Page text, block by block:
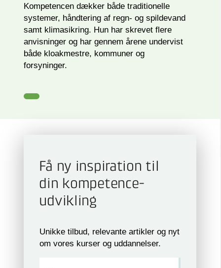
Kompetencen dækker både traditionelle
systemer, håndtering af regn- og spildevand
samt klimasikring. Hun har skrevet flere
anvisninger og har gennem årene undervist
både kloakmestre, kommuner og
forsyninger.
Få ny inspiration til
din kompetence­
udvikling
Unikke tilbud, relevante artikler og nyt
om vores kurser og uddannelser.